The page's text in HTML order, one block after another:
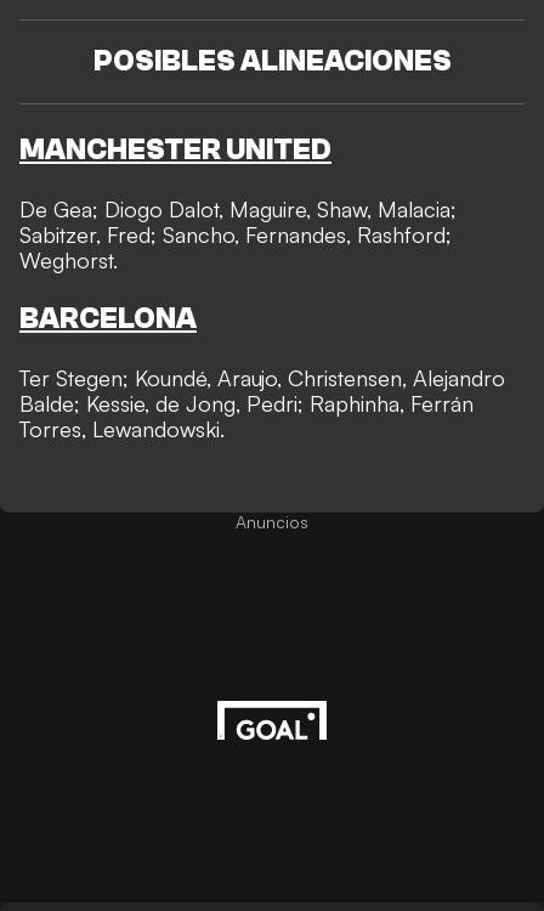
POSIBLES ALINEACIONES
MANCHESTER UNITED
De Gea; Diogo Dalot, Maguire, Shaw, Malacia;
Sabitzer, Fred; Sancho, Fernandes, Rashford;
Weghorst.
BARCELONA
Ter Stegen; Koundé, Araujo, Christensen, Alejandro
Balde; Kessie, de Jong, Pedri; Raphinha, Ferrán
Torres, Lewandowski.
Anuncios